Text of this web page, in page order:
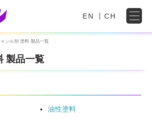
EN CH
ャンル別 塗料 製品一覧
製品一覧
油性塗料